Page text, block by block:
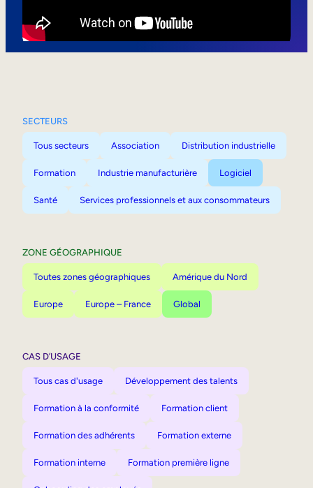
SECTEURS
Tous secteurs Association Distribution industrielle
Formation Industrie manufacturière Logiciel
Santé Services professionnels et aux consommateurs
ZONE GÉOGRAPHIQUE
Toutes zones géographiques Amérique du Nord
Europe Europe – France Global
CAS D’USAGE
Tous cas d'usage Développement des talents
Formation à la conformité Formation client
Formation des adhérents Formation externe
Formation interne Formation première ligne